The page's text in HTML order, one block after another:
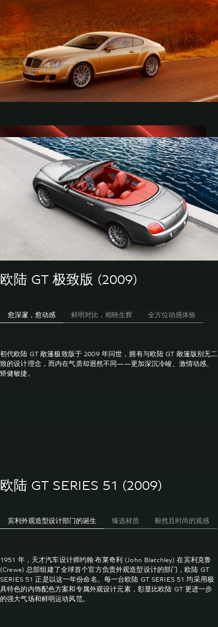
欧陆 GT 极致版 (2009)
愈深邃，愈动感 鲜明对比，相映生辉 全方位动感体验
初代欧陆 GT 敞篷极致版于 2009 年问世，拥有与欧陆 GT 敞篷版别无二
致的设计理念，而内在气质却迥然不同——更加深沉冷峻、激情动感、
矫健敏捷。
欧陆 GT SERIES 51 (2009)
宾利外观造型设计部门的诞生 臻选材质 毅然且时尚的观感
1951 年，天才汽车设计师约翰·布莱奇利 (John Blatchley) 在宾利克鲁
(Crewe) 总部组建了全球首个官方负责外观造型设计的部门，欧陆 GT
SERIES 51 正是以这一年份命名。每一台欧陆 GT SERIES 51 均采用极
具特色的内饰配色方案和专属外观设计元素，彰显比欧陆 GT 更进一步
的强大气场和鲜明运动风范。